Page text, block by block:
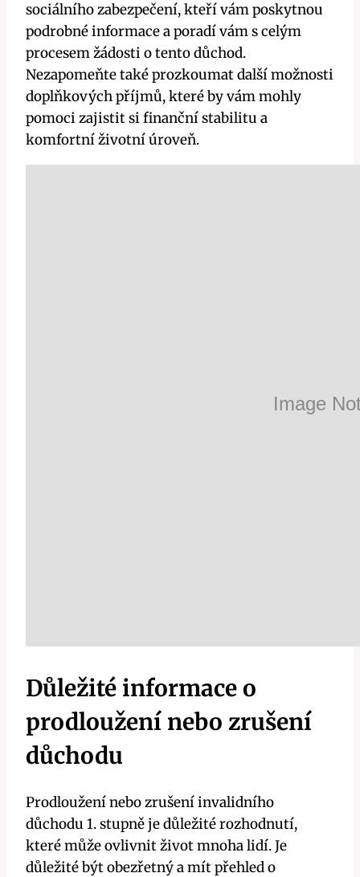
sociálního zabezpečení, kteří vám poskytnou
podrobné informace a poradí vám s celým
procesem žádosti o tento důchod.
Nezapomeňte také prozkoumat další možnosti
doplňkových příjmů, které by vám mohly
pomoci zajistit si finanční stabilitu a
komfortní životní úroveň.
Důležité informace o
prodloužení nebo zrušení
důchodu
Prodloužení nebo zrušení invalidního
důchodu 1. stupně je důležité rozhodnutí,
které může ovlivnit život mnoha lidí. Je
důležité být obezřetný a mít přehled o